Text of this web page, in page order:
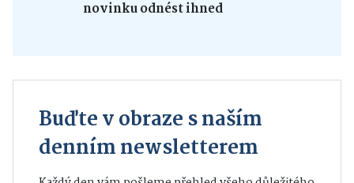
novinku odnést ihned
Buďte v obraze s naším
denním newsletterem